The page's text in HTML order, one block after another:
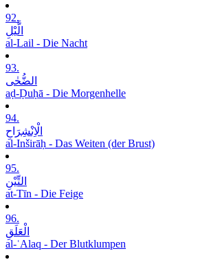
92.
الَّیْلِ
al-Lail - Die Nacht
93.
الضُّحٰی
aḍ-Ḍuḥā - Die Morgenhelle
94.
الْاِنْشِرَاحِ
al-Inširāḥ - Das Weiten (der Brust)
95.
التِّیْنِ
at-Tīn - Die Feige
96.
الْعَلَقِ
al-ʿAlaq - Der Blutklumpen